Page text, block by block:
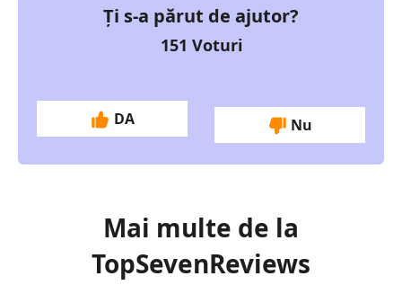
Ți s-a părut de ajutor?
151 Voturi
DA Nu
Mai multe de la
TopSevenReviews